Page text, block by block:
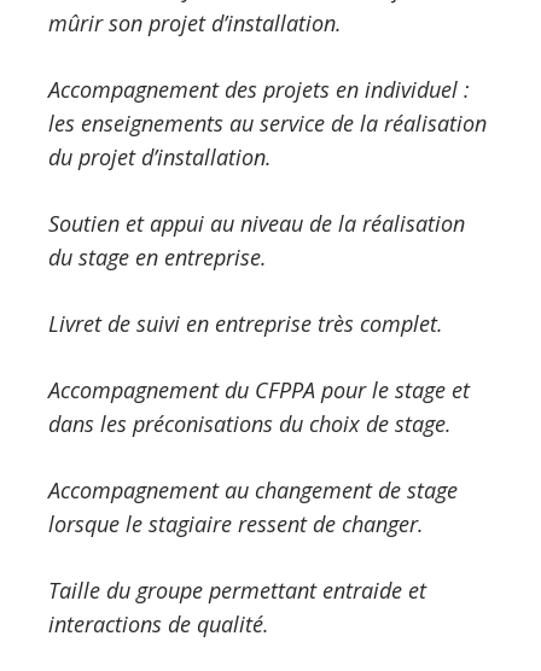
mûrir son projet d’installation.
Accompagnement des projets en individuel :
les enseignements au service de la réalisation
du projet d’installation.
Soutien et appui au niveau de la réalisation
du stage en entreprise.
Livret de suivi en entreprise très complet.
Accompagnement du CFPPA pour le stage et
dans les préconisations du choix de stage.
Accompagnement au changement de stage
lorsque le stagiaire ressent de changer.
Taille du groupe permettant entraide et
interactions de qualité.